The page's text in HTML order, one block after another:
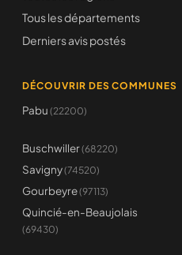
Tous les départements
Derniers avis postés
DÉCOUVRIR DES COMMUNES
Pabu (22200)
Buschwiller(68220)
Savigny(74520)
Gourbeyre(97113)
Quincié-en-Beaujolais
(69430)